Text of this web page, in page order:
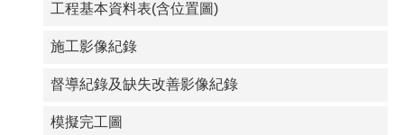
工程基本資料表(含位置圖)
施工影像紀錄
督導紀錄及缺失改善影像紀錄
模擬完工圖